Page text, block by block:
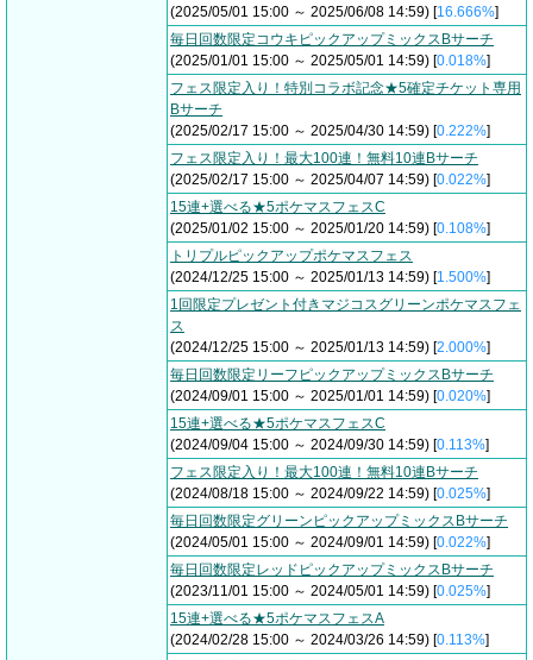
(2025/05/01 15:00 ～ 2025/06/08 14:59) [16.666%]
毎日回数限定コウキピックアップミックスBサーチ
(2025/01/01 15:00 ～ 2025/05/01 14:59) [0.018%]
フェス限定入り！特別コラボ記念★5確定チケット専用
Bサーチ
(2025/02/17 15:00 ～ 2025/04/30 14:59) [0.222%]
フェス限定入り！最大100連！無料10連Bサーチ
(2025/02/17 15:00 ～ 2025/04/07 14:59) [0.022%]
15連+選べる★5ポケマスフェスC
(2025/01/02 15:00 ～ 2025/01/20 14:59) [0.108%]
トリプルピックアップポケマスフェス
(2024/12/25 15:00 ～ 2025/01/13 14:59) [1.500%]
1回限定プレゼント付きマジコスグリーンポケマスフェ
ス
(2024/12/25 15:00 ～ 2025/01/13 14:59) [2.000%]
毎日回数限定リーフピックアップミックスBサーチ
(2024/09/01 15:00 ～ 2025/01/01 14:59) [0.020%]
15連+選べる★5ポケマスフェスC
(2024/09/04 15:00 ～ 2024/09/30 14:59) [0.113%]
フェス限定入り！最大100連！無料10連Bサーチ
(2024/08/18 15:00 ～ 2024/09/22 14:59) [0.025%]
毎日回数限定グリーンピックアップミックスBサーチ
(2024/05/01 15:00 ～ 2024/09/01 14:59) [0.022%]
毎日回数限定レッドピックアップミックスBサーチ
(2023/11/01 15:00 ～ 2024/05/01 14:59) [0.025%]
15連+選べる★5ポケマスフェスA
(2024/02/28 15:00 ～ 2024/03/26 14:59) [0.113%]